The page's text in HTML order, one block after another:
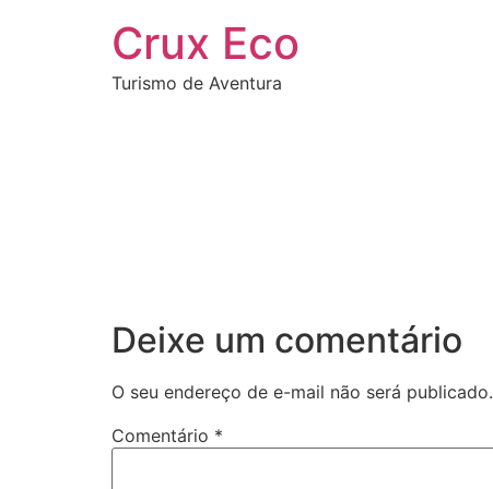
Crux Eco
Turismo de Aventura
Deixe um comentário
O seu endereço de e-mail não será publicado.
Comentário *